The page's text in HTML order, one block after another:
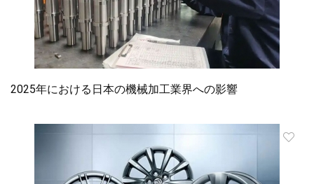
2025年における日本の機械加工業界への影響